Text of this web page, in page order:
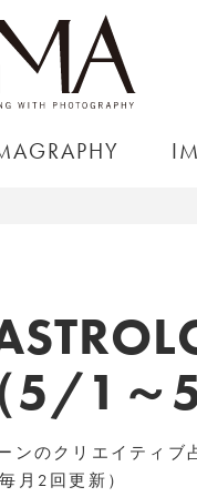
5/1～
ンのクリエイティブ
毎月2回更新）